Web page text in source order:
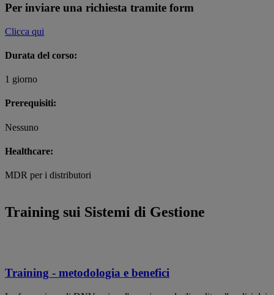
Per inviare una richiesta tramite form
Clicca qui
Durata del corso:
1 giorno
Prerequisiti:
Nessuno
Healthcare:
MDR per i distributori
Training sui Sistemi di Gestione
Training - metodologia e benefici